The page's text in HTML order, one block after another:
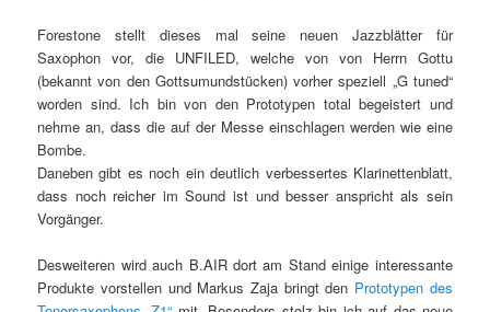
Forestone stellt dieses mal seine neuen Jazzblätter für
Saxophon vor, die UNFILED, welche von von Herrn Gottu
(bekannt von den Gottsumundstücken) vorher speziell „G tuned“
worden sind. Ich bin von den Prototypen total begeistert und
nehme an, dass die auf der Messe einschlagen werden wie eine
Bombe.
Daneben gibt es noch ein deutlich verbessertes Klarinettenblatt,
dass noch reicher im Sound ist und besser anspricht als sein
Vorgänger.
Desweiteren wird auch B.AIR dort am Stand einige interessante
Produkte vorstellen und Markus Zaja bringt den Prototypen des